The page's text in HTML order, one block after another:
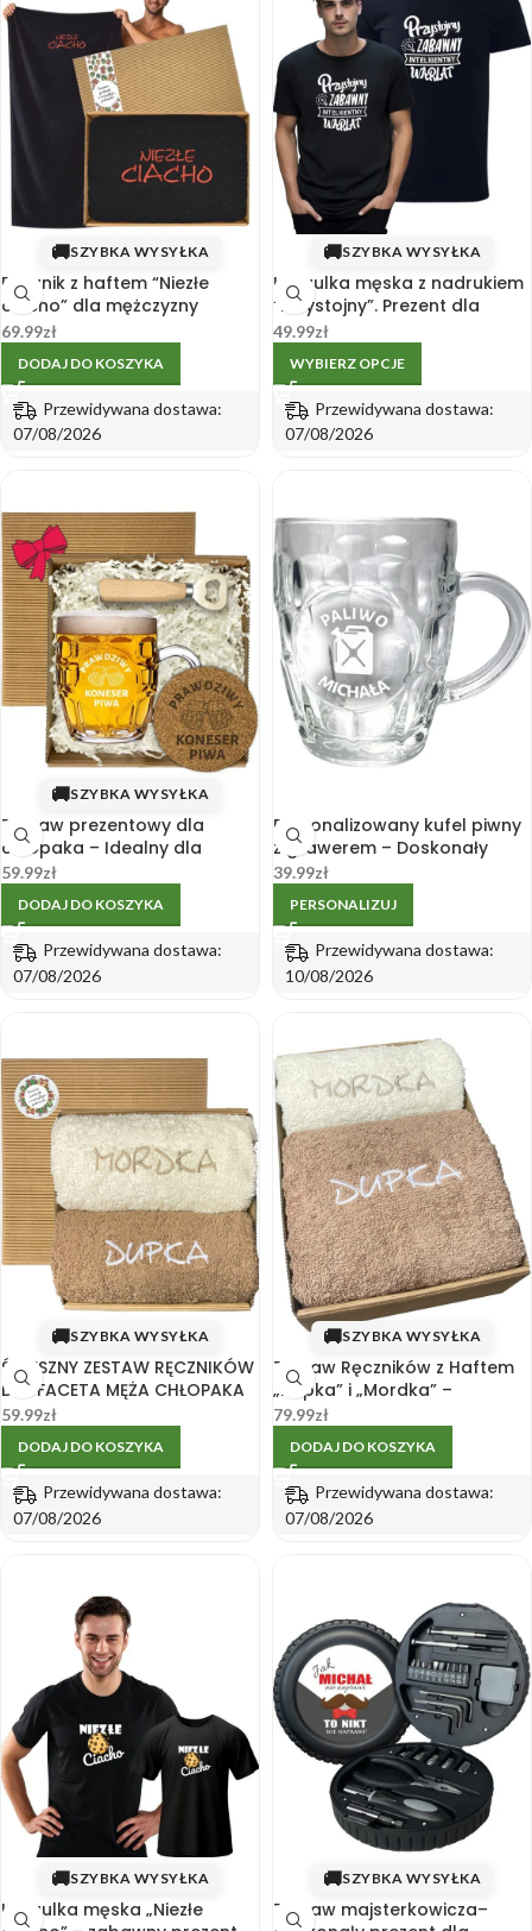
🚚SZYBKA WYSYŁKA
Ręcznik z haftem “Niezłe
ciacho” dla mężczyzny
70×140 w pudełku
69.99zł
DODAJ DO KOSZYKA
Przewidywana dostawa:
07/08/2026
🚚SZYBKA WYSYŁKA
Koszulka męska z nadrukiem
“Przystojny”. Prezent dla
Chłopaka
49.99zł
WYBIERZ OPCJE
Przewidywana dostawa:
07/08/2026
🚚SZYBKA WYSYŁKA
Zestaw prezentowy dla
chłopaka – Idealny dla
miłośnika piwa
59.99zł
DODAJ DO KOSZYKA
Przewidywana dostawa:
07/08/2026
Personalizowany kufel piwny
z grawerem – Doskonały
upominek dla chłopaka na
39.99zł
PERSONALIZUJ
Przewidywana dostawa:
10/08/2026
🚚SZYBKA WYSYŁKA
ŚMIESZNY ZESTAW RĘCZNIKÓW
DLA FACETA MĘŻA CHŁOPAKA
NIEGO BRATA PREZENT HAFT
59.99zł
DODAJ DO KOSZYKA
Przewidywana dostawa:
07/08/2026
🚚SZYBKA WYSYŁKA
Zestaw Ręczników z Haftem
„Dupka” i „Mordka” –
śmieszny prezent dla
79.99zł
DODAJ DO KOSZYKA
Przewidywana dostawa:
07/08/2026
🚚SZYBKA WYSYŁKA
Koszulka męska „Niezłe
🚚SZYBKA WYSYŁKA
Zestaw majsterkowicza–